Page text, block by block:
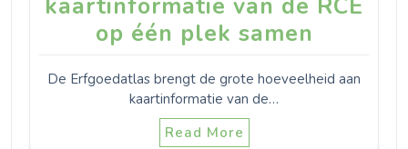
op één plek samen
De Erfgoedatlas brengt de grote hoeveelheid aan
kaartinformatie van de…
Read More